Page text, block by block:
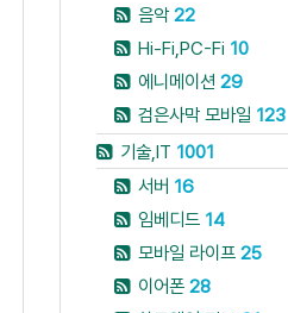
음악22
Hi-Fi,PC-Fi 10
에니메이션 29
검은사막 모바일 123
기술,IT 1001
서버 16
임베디드 14
모바일 라이프 25
이어폰 28